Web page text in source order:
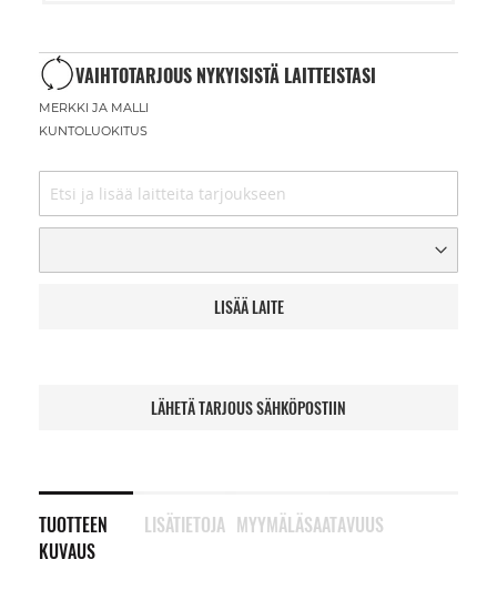
VAIHTOTARJOUS NYKYISISTÄ LAITTEISTASI
MERKKI JA MALLI
KUNTOLUOKITUS
LISÄÄ LAITE
LÄHETÄ TARJOUS SÄHKÖPOSTIIN
TUOTTEEN
KUVAUS
LISÄTIETOJA MYYMÄLÄSAATAVUUS